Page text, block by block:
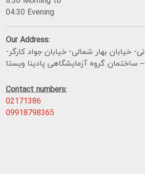
04:30 Evening
Our Address:
خیابان بهار شمالی- خیابان جواد کارگر-
Contact numbers:
02171386
09918798365